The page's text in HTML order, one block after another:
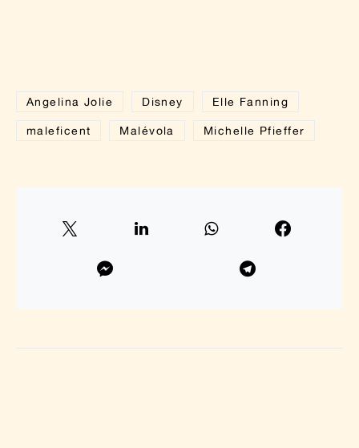
Angelina Jolie Disney Elle Fanning
maleficent Malévola Michelle Pfieffer